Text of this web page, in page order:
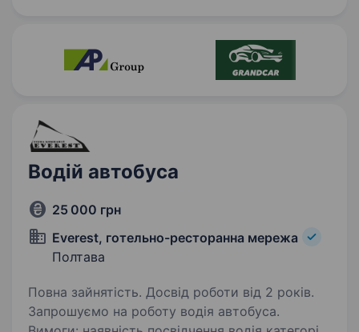
Водій автобуса
25 000 грн
Everest, готельно-ресторанна мережа
Полтава
Повна зайнятість. Досвід роботи від 2 років.
Запрошуємо на роботу водія автобуса.